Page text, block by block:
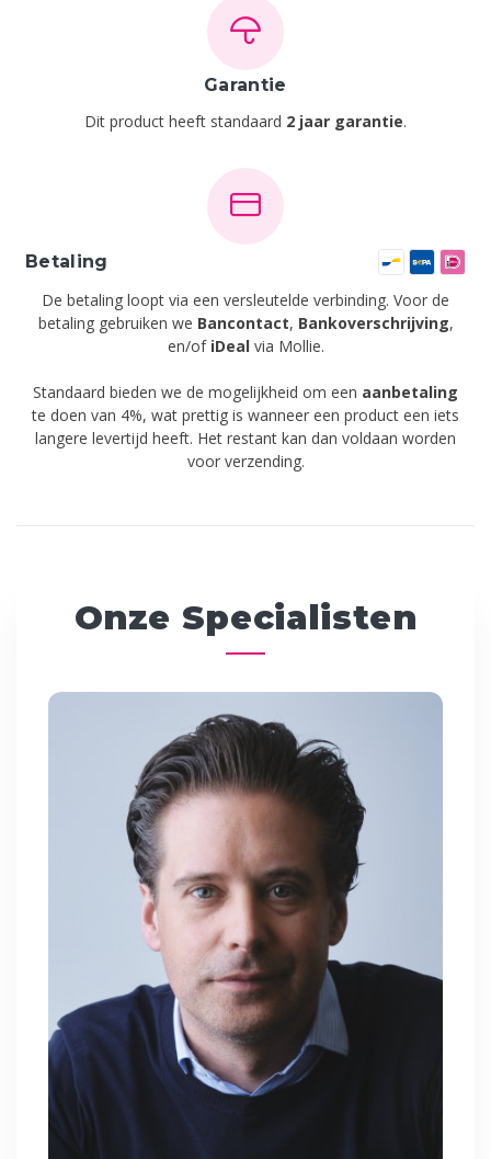
Garantie
Dit product heeft standaard 2 jaar garantie.
Betaling
De betaling loopt via een versleutelde verbinding. Voor de
betaling gebruiken we Bancontact, Bankoverschrijving,
en/of iDeal via Mollie.
Standaard bieden we de mogelijkheid om een aanbetaling
te doen van 4%, wat prettig is wanneer een product een iets
langere levertijd heeft. Het restant kan dan voldaan worden
voor verzending.
Onze Specialisten